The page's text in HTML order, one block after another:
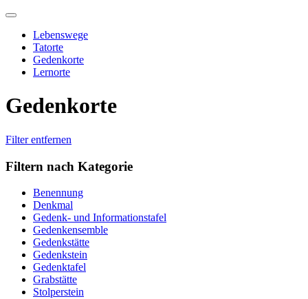
Skip
contentLebenswege
Tatorte
Gedenkorte
Lernorte
Gedenkorte
Filter entfernen
Filtern nach Kategorie
Benennung
Denkmal
Gedenk- und Informationstafel
Gedenkensemble
Gedenkstätte
Gedenkstein
Gedenktafel
Grabstätte
Stolperstein